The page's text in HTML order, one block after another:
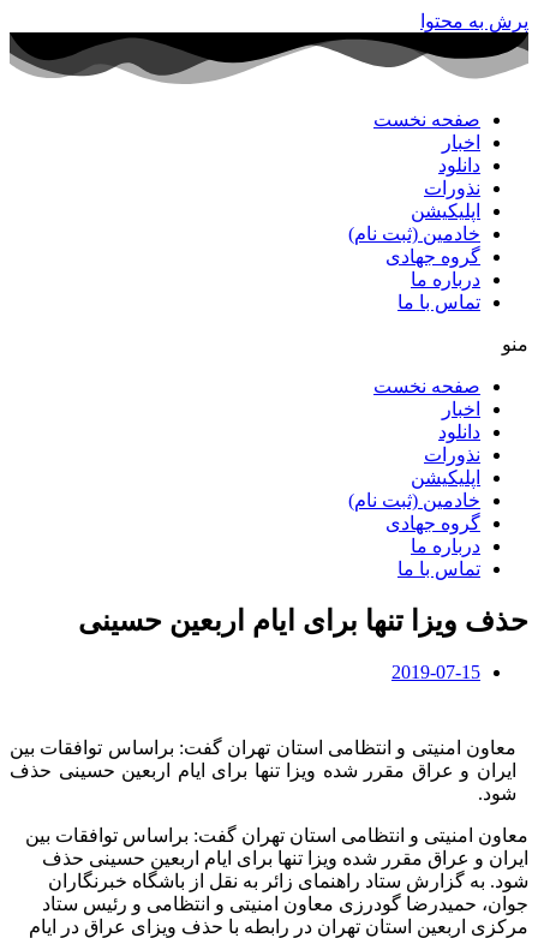
پرش به محتوا
صفحه نخست
اخبار
دانلود
نذورات
اپلیکیشن
خادمین (ثبت نام)
گروه جهادی
درباره ما
تماس با ما
منو
صفحه نخست
اخبار
دانلود
نذورات
اپلیکیشن
خادمین (ثبت نام)
گروه جهادی
درباره ما
تماس با ما
حذف ویزا تنها برای ایام اربعین حسینی
2019-07-15
معاون امنیتی و انتظامی استان تهران گفت: براساس توافقات بین
ایران و عراق مقرر شده ویزا تنها برای ایام اربعین حسینی حذف
شود.
معاون امنیتی و انتظامی استان تهران گفت: براساس توافقات بین
ایران و عراق مقرر شده ویزا تنها برای ایام اربعین حسینی حذف
شود. به گزارش ستاد راهنمای زائر به نقل از باشگاه خبرنگاران
جوان، حمیدرضا گودرزی معاون امنیتی و انتظامی و رئیس ستاد
مرکزی اربعین استان تهران در رابطه با حذف ویزای عراق در ایام